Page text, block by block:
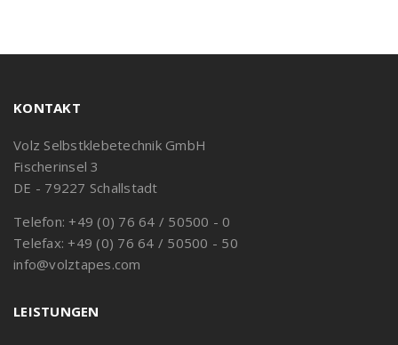
KONTAKT
Volz Selbstklebetechnik GmbH
Fischerinsel 3
DE - 79227 Schallstadt
Telefon: +49 (0) 76 64 / 50500 - 0
Telefax: +49 (0) 76 64 / 50500 - 50
info@volztapes.com
LEISTUNGEN